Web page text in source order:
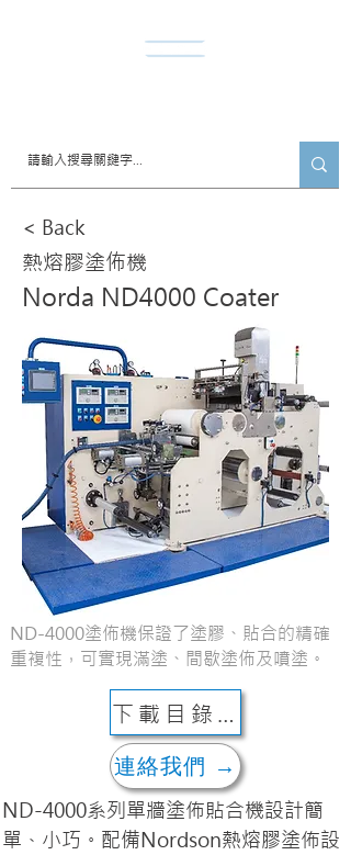
< Back
熱熔膠塗佈機
Norda ND4000 Coater
ND-4000塗佈機保證了塗膠、貼合的精確
重複性，可實現滿塗、間歇塗佈及噴塗。
下載目錄 ↓
連絡我們 →
ND-4000系列單牆塗佈貼合機設計簡
單、小巧。配備Nordson熱熔膠塗佈設